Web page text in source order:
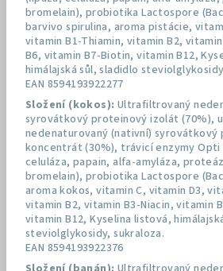
bromelain), probiotika Lactospore
barvivo spirulina, aroma pistácie,
vitamin B1-Thiamin, vitamin B2,
B6, vitamin B7-Biotin, vitamin B12,
himálajská sůl, sladidlo
EAN 8594193922277
Složení (kokos): Ultrafiltrovaný
syrovátkový proteinový izolát (70%),
nedenaturovaný (nativní) syrovátkový
koncentrát (30%), trávicí enzymy Opti
celuláza, papain, alfa-amyláza,
bromelain), probiotika Lactospore
aroma kokos, vitamin C, vitamin D3,
vitamin B2, vitamin B3-Niacin, vitamin
vitamin B12, Kyselina listová,
steviolglykosidy, sukraloza.
EAN 8594193922376